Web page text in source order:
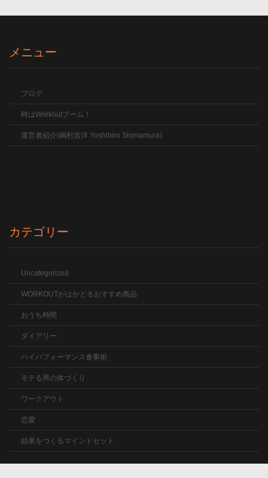
メニュー
ブログ
時はWorkoutブーム！
運営者紹介(嶋村吉洋 Yoshihiro Shimamura)
カテゴリー
Uncategorized
WORKOUTがはかどるおすすめ商品
おうち時間
ダイアリー
ハイパフォーマンス食事術
モテる男の体づくり
ワークアウト
恋愛
結果をつくるマインドセット